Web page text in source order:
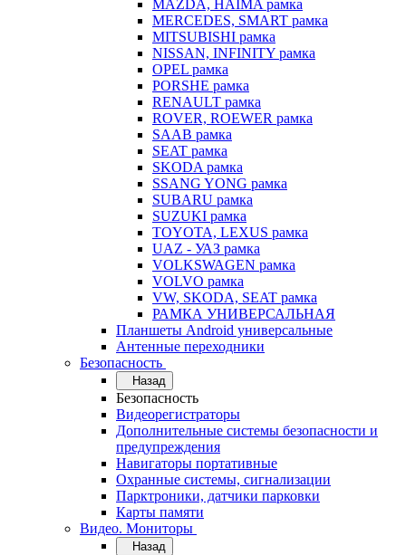
MAZDA, HAIMA рамка
MERCEDES, SMART рамка
MITSUBISHI рамка
NISSAN, INFINITY рамка
OPEL рамка
PORSHE рамка
RENAULT рамка
ROVER, ROEWER рамка
SAAB рамка
SEAT рамка
SKODA рамка
SSANG YONG рамка
SUBARU рамка
SUZUKI рамка
TOYOTA, LEXUS рамка
UAZ - УАЗ рамка
VOLKSWAGEN рамка
VOLVO рамка
VW, SKODA, SEAT рамка
РАМКА УНИВЕРСАЛЬНАЯ
Планшеты Android универсальные
Антенные переходники
Безопасность
Назад
Безопасность
Видеорегистраторы
Дополнительные системы безопасности и
предупреждения
Навигаторы портативные
Охранные системы, сигнализации
Парктроники, датчики парковки
Карты памяти
Видео. Мониторы
Назад